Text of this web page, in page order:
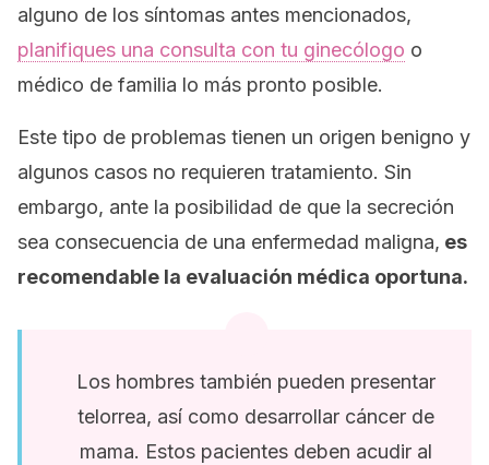
alguno de los síntomas antes mencionados,
planifiques una consulta con tu ginecólogo o
médico de familia lo más pronto posible.
Este tipo de problemas tienen un origen benigno y
algunos casos no requieren tratamiento. Sin
embargo, ante la posibilidad de que la secreción
sea consecuencia de una enfermedad maligna, es
recomendable la evaluación médica oportuna.
Los hombres también pueden presentar
telorrea, así como desarrollar cáncer de
mama. Estos pacientes deben acudir al